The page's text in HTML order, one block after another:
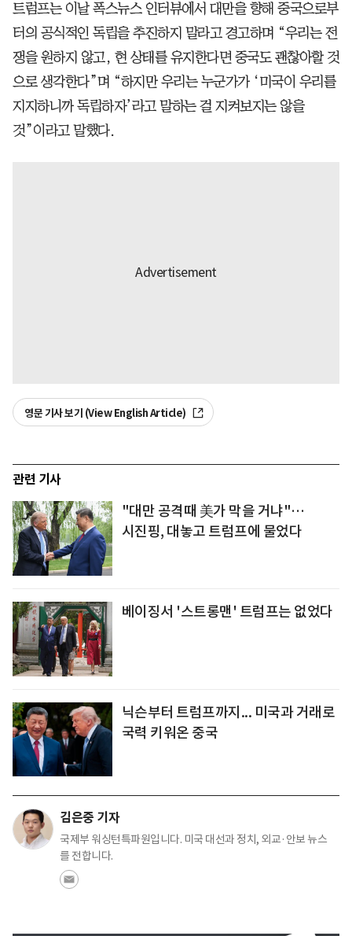
트럼프는 이날 폭스뉴스 인터뷰에서 대만을 향해 중국으로부
터의 공식적인 독립을 추진하지 말라고 경고하며 “우리는 전
쟁을 원하지 않고, 현 상태를 유지한다면 중국도 괜찮아할 것
으로 생각한다”며 “하지만 우리는 누군가가 ‘미국이 우리를
지지하니까 독립하자’라고 말하는 걸 지켜보지는 않을
것”이라고 말했다.
영문 기사 보기 (View English Article)
관련 기사
"대만 공격때 美가 막을 거냐"…
시진핑, 대놓고 트럼프에 물었다
베이징서 '스트롱맨' 트럼프는 없었다
닉슨부터 트럼프까지... 미국과 거래로
국력 키워온 중국
김은중 기자
국제부 워싱턴특파원입니다. 미국 대선과 정치, 외교·안보 뉴스
를 전합니다.